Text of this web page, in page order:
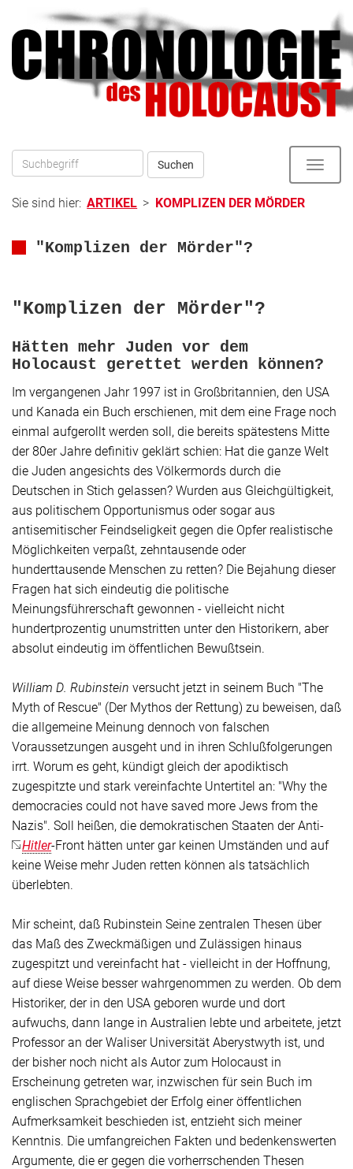
Hauptnavigation
Inhalt
Suchen
Toggle
Sie sind hier: ARTIKEL > KOMPLIZEN DER MÖRDER
"Komplizen der Mörder"?
"Komplizen der Mörder"?
Hätten mehr Juden vor dem
Holocaust gerettet werden können?
Im vergangenen Jahr 1997 ist in Großbritannien, den USA
und Kanada ein Buch erschienen, mit dem eine Frage noch
einmal aufgerollt werden soll, die bereits spätestens Mitte
der 80er Jahre definitiv geklärt schien: Hat die ganze Welt
die Juden angesichts des Völkermords durch die
Deutschen in Stich gelassen? Wurden aus Gleichgültigkeit,
aus politischem Opportunismus oder sogar aus
antisemitischer Feindseligkeit gegen die Opfer realistische
Möglichkeiten verpaßt, zehntausende oder
hunderttausende Menschen zu retten? Die Bejahung dieser
Fragen hat sich eindeutig die politische
Meinungsführerschaft gewonnen - vielleicht nicht
hundertprozentig unumstritten unter den Historikern, aber
absolut eindeutig im öffentlichen Bewußtsein.
William D. Rubinstein versucht jetzt in seinem Buch "The
Myth of Rescue" (Der Mythos der Rettung) zu beweisen, daß
die allgemeine Meinung dennoch von falschen
Voraussetzungen ausgeht und in ihren Schlußfolgerungen
irrt. Worum es geht, kündigt gleich der apodiktisch
zugespitzte und stark vereinfachte Untertitel an: "Why the
democracies could not have saved more Jews from the
Nazis". Soll heißen, die demokratischen Staaten der Anti-
Hitler-Front hätten unter gar keinen Umständen und auf
keine Weise mehr Juden retten können als tatsächlich
überlebten.
Mir scheint, daß Rubinstein Seinezentralen Thesen über
das Maß des Zweckmäßigen und Zulässigen hinaus
zugespitzt und vereinfacht hat - vielleicht in der Hoffnung,
auf diese Weise besser wahrgenommen zu werden. Ob dem
Historiker, der in den USA geboren wurde und dort
aufwuchs, dann lange in Australien lebte und arbeitete, jetzt
Professor an der Waliser Universität Aberystwyth ist, und
der bisher noch nicht als Autor zum Holocaust in
Erscheinung getreten war, inzwischen für sein Buch im
englischen Sprachgebiet der Erfolg einer öffentlichen
Aufmerksamkeit beschieden ist, entzieht sich meiner
Kenntnis. Die umfangreichen Fakten und bedenkenswerten
Argumente, die er gegen die vorherrschenden Thesen